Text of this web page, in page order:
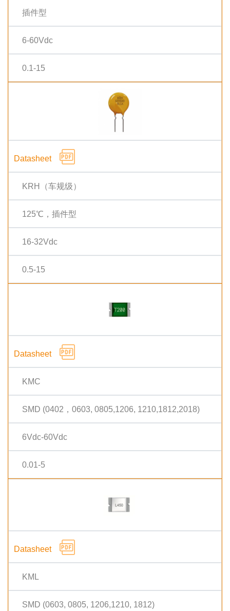
插件型
6-60Vdc
0.1-15
KRH（车规级）
125℃，插件型
16-32Vdc
0.5-15
KMC
SMD (0402，0603, 0805,1206, 1210,1812,2018)
6Vdc-60Vdc
0.01-5
KML
SMD (0603, 0805, 1206,1210, 1812)